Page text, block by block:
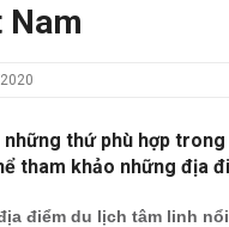
Nam
thứ phù hợp
tham khảo những địa
điểm du lịch tâm linh